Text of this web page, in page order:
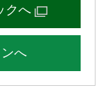
クへ
へ